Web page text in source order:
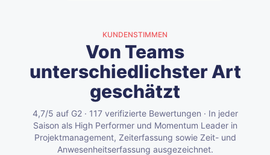
KUNDENSTIMMEN
Von Teams
unterschiedlichster Art
geschätzt
4,7/5 auf G2 · 117 verifizierte Bewertungen · In jeder
Saison als High Performer und Momentum Leader in
Projektmanagement, Zeiterfassung sowie Zeit- und
Anwesenheitserfassung ausgezeichnet.